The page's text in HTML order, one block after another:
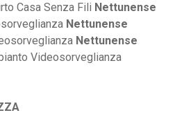
Casa Senza Fili Nettunense
Nettunense
Nettunense
Videosorveglianza